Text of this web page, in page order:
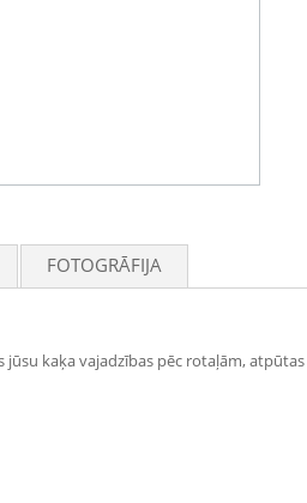
FOTOGRĀFIJA
jūsu kaķa vajadzības pēc rotaļām,